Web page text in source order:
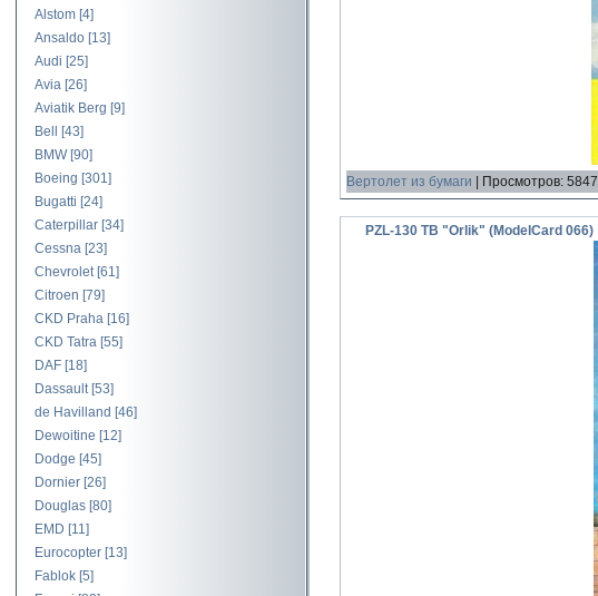
Alstom [4]
Ansaldo [13]
Audi [25]
Avia [26]
Aviatik Berg [9]
Bell
[43]
BMW [90]
Boeing [301]
Bugatti [24]
Caterpillar [34]
Cessna [23]
Chevrolet [61]
Citroen [79]
CKD Praha [16]
CKD Tatra [55]
DAF [18]
Dassault [53]
de Havilland [46]
Dewoitine [12]
Dodge [45]
Dornier [26]
Douglas [80]
EMD [11]
Eurocopter [13]
Fablok [5]
Вертолет из бумаги Просмотров: 5847
PZL-130 TB "Orlik" (ModelCard 066)